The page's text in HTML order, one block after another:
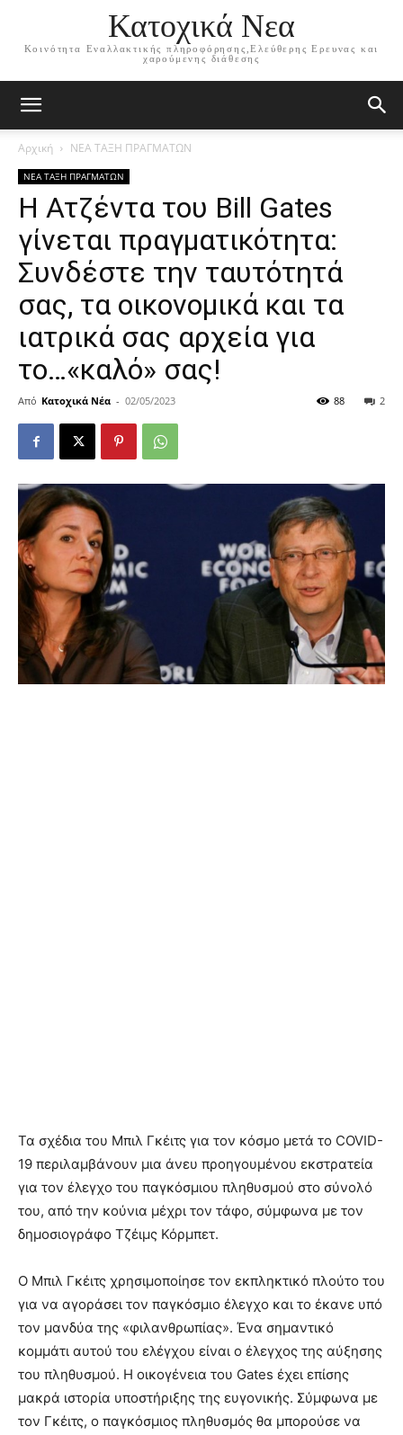
Κατοχικά Νεα
Κοινότητα Εναλλακτικής πληροφόρησης,Ελεύθερης Ερευνας και
χαρούμενης διάθεσης
Αρχική ΝΕΑ ΤΑΞΗ ΠΡΑΓΜΑΤΩΝ
ΝΕΑ ΤΑΞΗ ΠΡΑΓΜΑΤΩΝ
Η Ατζέντα του Bill Gates
γίνεται πραγματικότητα:
Συνδέστε την ταυτότητά
σας, τα οικονομικά και τα
ιατρικά σας αρχεία για
το…«καλό» σας!
Από Κατοχικά Νέα - 02/05/2023 2
88
Τα σχέδια του Μπιλ Γκέιτς για τον κόσμο μετά το COVID-
19 περιλαμβάνουν μια άνευ προηγουμένου εκστρατεία
για τον έλεγχο του παγκόσμιου πληθυσμού στο σύνολό
του, από την κούνια μέχρι τον τάφο, σύμφωνα με τον
δημοσιογράφο Τζέιμς Κόρμπετ.
Ο Μπιλ Γκέιτς χρησιμοποίησε τον εκπληκτικό πλούτο του
για να αγοράσει τον παγκόσμιο έλεγχο και το έκανε υπό
τον μανδύα της «φιλανθρωπίας». Ένα σημαντικό
κομμάτι αυτού του ελέγχου είναι ο έλεγχος της αύξησης
του πληθυσμού. Η οικογένεια του Gates έχει επίσης
μακρά ιστορία υποστήριξης της ευγονικής. Σύμφωνα με
τον Γκέιτς, ο παγκόσμιος πληθυσμός θα μπορούσε να